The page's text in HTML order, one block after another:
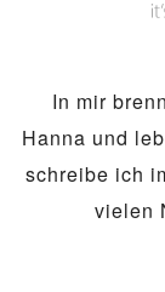
In mir
Hanna und
schreibe ich
vielen